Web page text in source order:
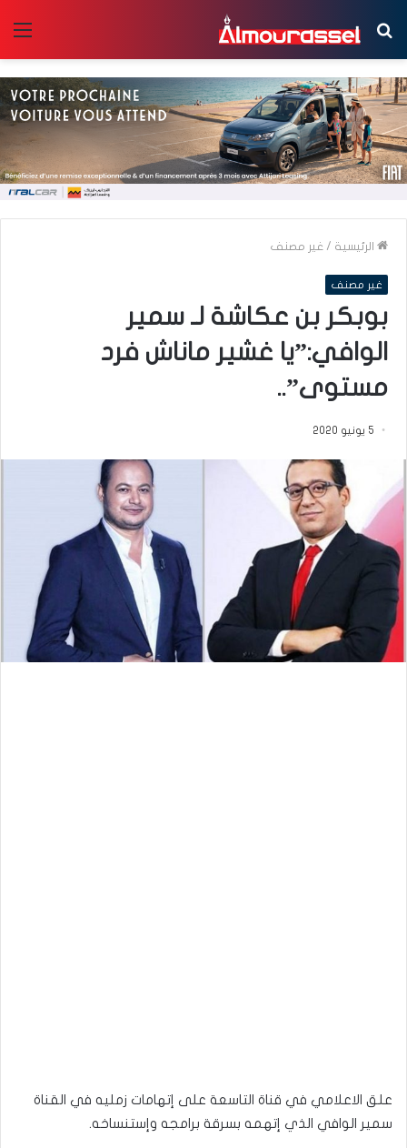
بحث
عن
الرئيسية / غير مصنف
غير مصنف
بوبكر بن عكاشة لـ سمير
الوافي:”يا غشير ماناش فرد
مستوى”..
5 يونيو 2020
علق الاعلامي في قناة التاسعة على إتهامات زمليه في القناة
سمير الوافي الذي إتهمه بسرقة برامجه وإستنساخه.